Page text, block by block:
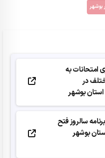
بوشهر
امتحانات به
در
بوشهر
سالروز فتح
بوشهر